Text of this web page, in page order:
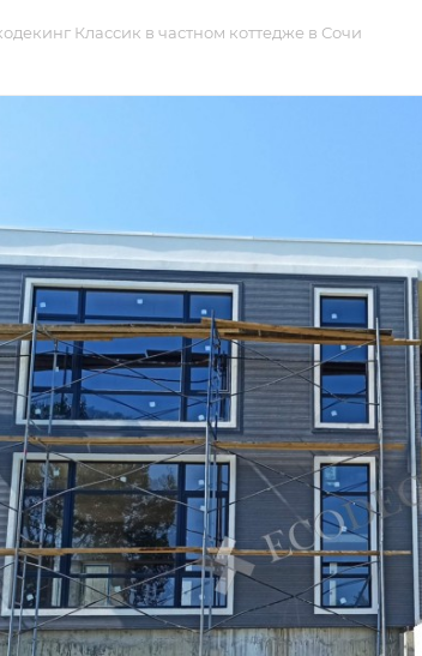
Классик в частном коттедже в Сочи